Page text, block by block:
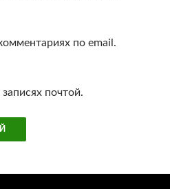
по email.
почтой.